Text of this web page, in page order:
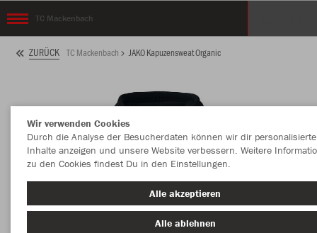
TC Mackenbach
ZURÜCK TC Mackenbach JAKO Kapuzensweat Organic
Wir verwenden Cookies
Durch die Analyse der Besucherdaten können wir dir personalisierte
Inhalte anzeigen und unsere Website verbessern. Weitere
zu den Cookies findest Du in den Einstellungen.
Alle akzeptieren
Alle ablehnen